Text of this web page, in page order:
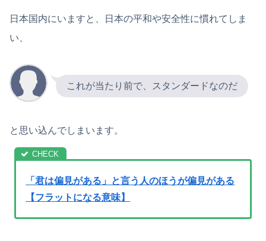
日本国内にいますと、日本の平和や安全性に慣れてしま
い、
これが当たり前で、スタンダードなのだ
と思い込んでしまいます。
「君は偏見がある」と言う人のほうが偏見がある
【フラットになる意味】